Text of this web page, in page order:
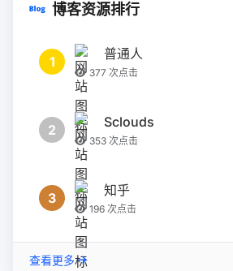
博客资源排行
1 普通人
377 次点击
2 Sclouds
353 次点击
3 知乎
196 次点击
查看更多